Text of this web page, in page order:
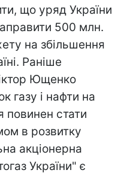
що уряд України
500 млн.
на збільшення
Раніше
Ющенко
газу і нафти на
повинен стати
в розвитку
акціонерна
України" є